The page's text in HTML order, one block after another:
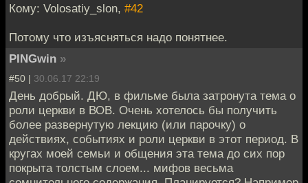
Кому: Volosatiy_slon, #42
Потому что изъясняться надо понятнее.
PINGwin »
#50 | 30.06.17 22:19
День добрый. ДЮ, в фильме была затронута тема о
роли церкви в ВОВ. Очень хотелось бы получить
более развернутую лекцию (или парочку) о
действиях, событиях и роли церкви в этот период. В
кругах моей семьи и общения эта тема до сих пор
покрыта толстым слоем... мифов весьма